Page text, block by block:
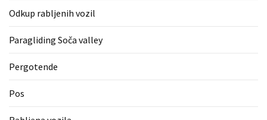
Odkup rabljenih vozil
Paragliding Soča valley
Pergotende
Pos